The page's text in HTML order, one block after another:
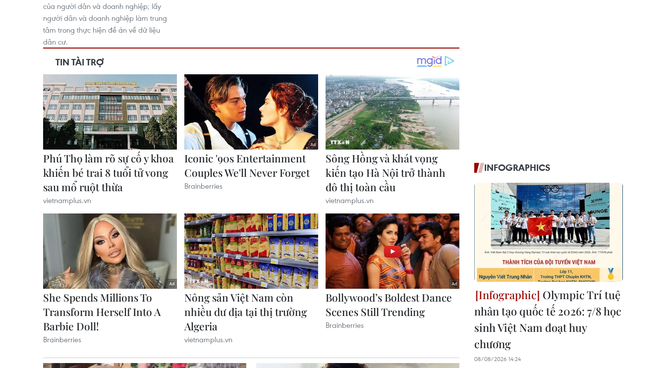
của người dân và doanh nghiệp; lấy
người dân và doanh nghiệp làm trung
tâm trong thực hiện đề án về dữ liệu
dân cư.
INFOGRAPHICS
Olympic Trí tuệ
nhân tạo quốc tế 2026: 7/8 học
sinh Việt Nam đoạt huy
chương
08/08/2026 14:24